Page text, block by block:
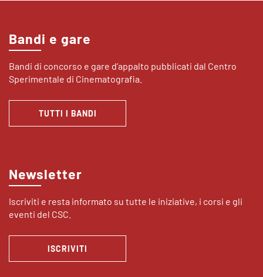
Bandi e gare
Bandi di concorso e gare d’appalto pubblicati dal Centro
Sperimentale di Cinematografia.
TUTTI I BANDI
Newsletter
Iscriviti e resta informato su tutte le iniziative, i corsi e gli
eventi del CSC.
ISCRIVITI